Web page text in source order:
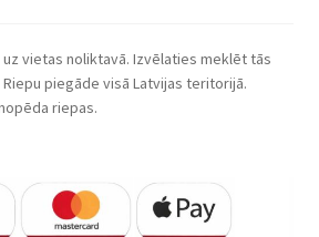
vietas noliktavā. Izvēlaties meklēt tās
piegāde visā Latvijas teritorijā.
riepas.